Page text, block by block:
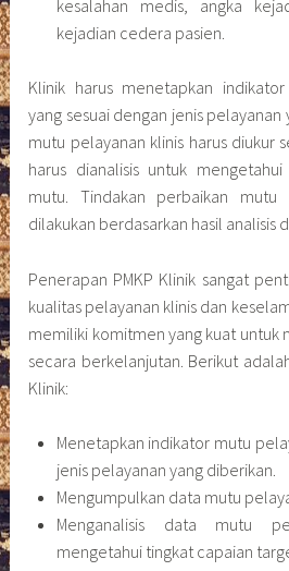
kesalahan medis, angka
kejadian cedera pasien.
Klinik harus menetapkan
yang sesuai dengan jenis
mutu pelayanan klinis harus diukur
harus dianalisis untuk
mutu. Tindakan perbaikan mutu
dilakukan berdasarkan hasil analisis
Penerapan PMKP Klinik sangat
kualitas pelayanan klinis dan
memiliki komitmen yang kuat untuk
secara berkelanjutan. Berikut
Klinik:
Menetapkan indikator mutu
jenis pelayanan yang diberikan.
Mengumpulkan data mutu
Menganalisis data mutu
mengetahui tingkat capaian